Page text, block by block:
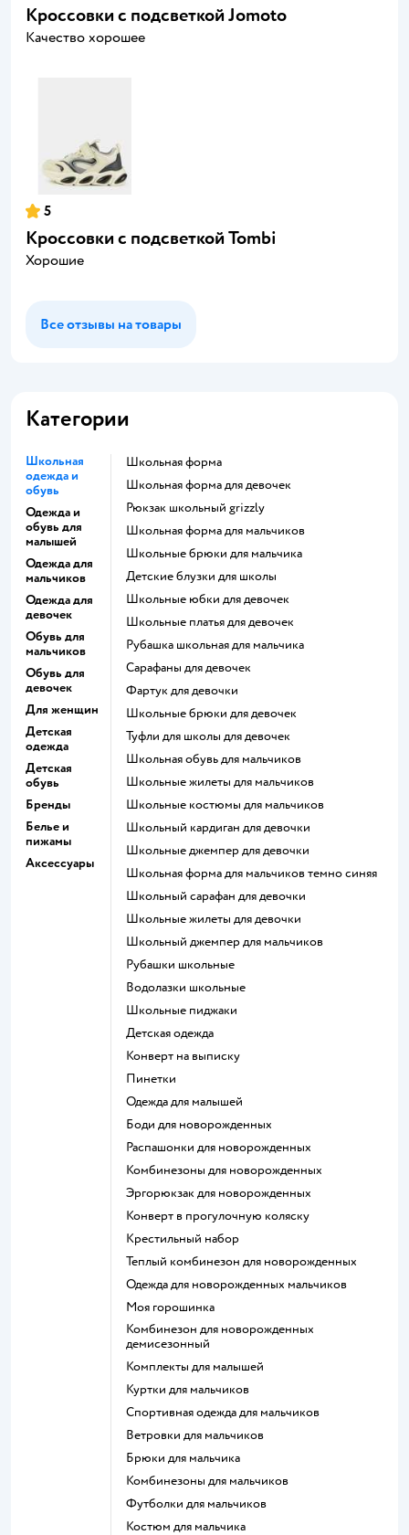
Кроссовки с подсветкой Jomoto
Качество хорошее
5
Кроссовки с подсветкой Tombi
Хорошие
Все отзывы на товары
Категории
Школьная
одежда и
обувь
Одежда и
обувь для
малышей
Одежда для
мальчиков
Одежда для
девочек
Обувь для
мальчиков
Обувь для
девочек
Для женщин
Детская
одежда
Детская
обувь
Бренды
Белье и
пижамы
Аксессуары
Школьная форма
Школьная форма для девочек
Рюкзак школьный grizzly
Школьная форма для мальчиков
Школьные брюки для мальчика
Детские блузки для школы
Школьные юбки для девочек
Школьные платья для девочек
Рубашка школьная для мальчика
Сарафаны для девочек
Фартук для девочки
Школьные брюки для девочек
Туфли для школы для девочек
Школьная обувь для мальчиков
Школьные жилеты для мальчиков
Школьные костюмы для мальчиков
Школьный кардиган для девочки
Школьные джемпер для девочки
Школьная форма для мальчиков темно синяя
Школьный сарафан для девочки
Школьные жилеты для девочки
Школьный джемпер для мальчиков
Рубашки школьные
Водолазки школьные
Школьные пиджаки
Детская одежда
Конверт на выписку
Пинетки
Одежда для малышей
Боди для новорожденных
Распашонки для новорожденных
Комбинезоны для новорожденных
Эргорюкзак для новорожденных
Конверт в прогулочную коляску
Крестильный набор
Теплый комбинезон для новорожденных
Одежда для новорожденных мальчиков
Моя горошинка
Комбинезон для новорожденных
демисезонный
Комплекты для малышей
Куртки для мальчиков
Спортивная одежда для мальчиков
Ветровки для мальчиков
Брюки для мальчика
Комбинезоны для мальчиков
Футболки для мальчиков
Костюм для мальчика